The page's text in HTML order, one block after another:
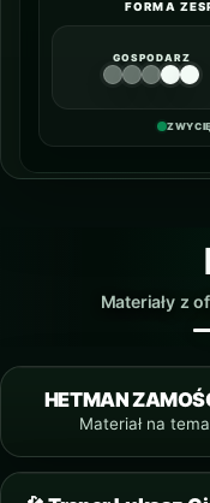
FORMA
GOSPODARZ
Materiały z
HETMAN
Materiał na